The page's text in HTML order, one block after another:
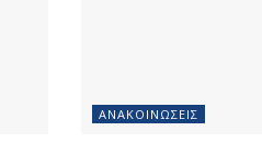
ΑΝΑΚΟΙΝΏΣΕΙΣ